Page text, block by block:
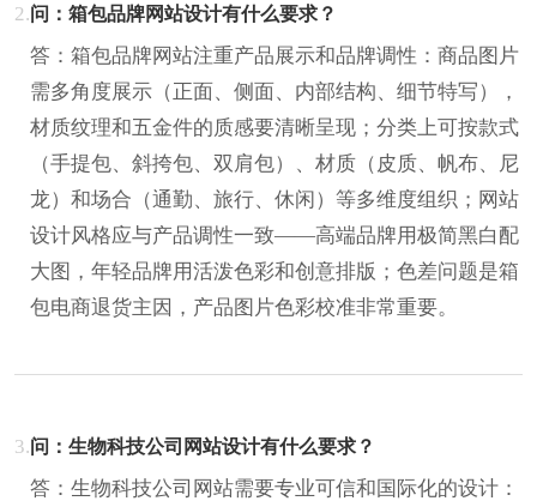
2.问：箱包品牌网站设计有什么要求？
答：箱包品牌网站注重产品展示和品牌调性：商品图片
需多角度展示（正面、侧面、内部结构、细节特写），
材质纹理和五金件的质感要清晰呈现；分类上可按款式
（手提包、斜挎包、双肩包）、材质（皮质、帆布、尼
龙）和场合（通勤、旅行、休闲）等多维度组织；网站
设计风格应与产品调性一致——高端品牌用极简黑白配
大图，年轻品牌用活泼色彩和创意排版；色差问题是箱
包电商退货主因，产品图片色彩校准非常重要。
3.问：生物科技公司网站设计有什么要求？
答：生物科技公司网站需要专业可信和国际化的设计：